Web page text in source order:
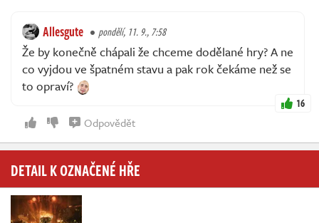
Allesgute pondělí, 11. 9., 7:58
Že by konečně chápali že chceme dodělané hry? A ne
co vyjdou ve špatném stavu a pak rok čekáme než se
to opraví?
16
Odpovědět
DETAIL K OZNAČENÉ HŘE